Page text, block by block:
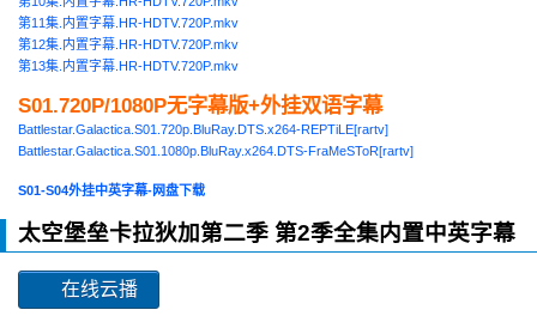
第11集.内置字幕.HR-HDTV.720P.mkv
第12集.内置字幕.HR-HDTV.720P.mkv
第13集.内置字幕.HR-HDTV.720P.mkv
S01.720P/1080P无字幕版+外挂双语字幕
Battlestar.Galactica.S01.720p.BluRay.DTS.x264-REPTiLE[rartv]
Battlestar.Galactica.S01.1080p.BluRay.x264.DTS-FraMeSToR[rartv]
S01-S04外挂中英字幕-网盘下载
太空堡垒卡拉狄加第二季 第2季全集内置中英字幕
在线云播